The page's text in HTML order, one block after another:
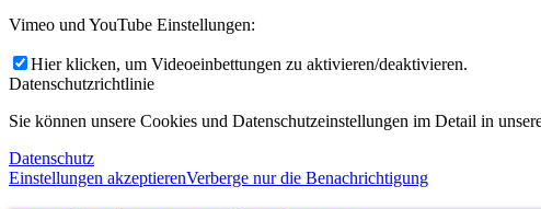
Vimeo und YouTube Einstellungen:
Hier klicken, um Videoeinbettungen zu aktivieren/deaktivieren.
Datenschutzrichtlinie
Sie können unsere Cookies und Datenschutzeinstellungen im Detail in
Datenschutz
Einstellungen akzeptierenVerberge nur die Benachrichtigung